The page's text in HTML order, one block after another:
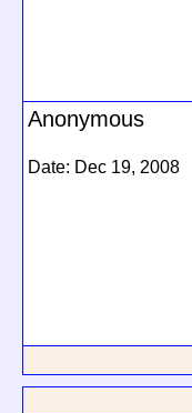
Anonymous
Date: Dec 19, 2008